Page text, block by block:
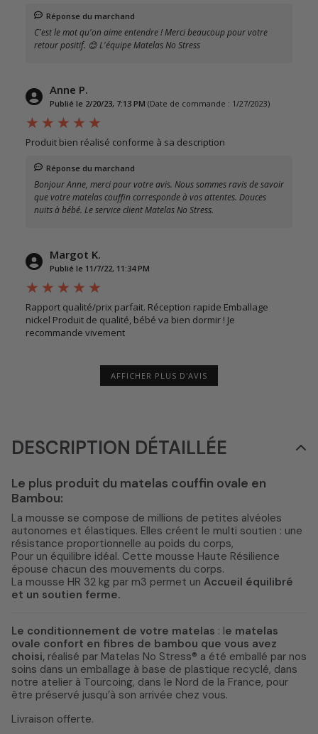
Réponse du marchand
C'est le mot qu'on aime entendre ! Merci beaucoup pour votre
retour positif. 😊 L'équipe Matelas No Stress
Anne P.
Publié le 2/20/23, 7:13 PM (Date de commande : 1/27/2023)
Produit bien réalisé conforme à sa description
Réponse du marchand
Bonjour Anne, merci pour votre avis. Nous sommes ravis de savoir
que votre matelas couffin corresponde à vos attentes. Douces
nuits à bébé. Le service client Matelas No Stress.
Margot K.
Publié le 11/7/22, 11:34 PM
Rapport qualité/prix parfait. Réception rapide Emballage
nickel Produit de qualité, bébé va bien dormir ! Je
recommande vivement
AFFICHER PLUS D'AVIS
DESCRIPTION DÉTAILLÉE
Le plus produit du matelas couffin ovale en
Bambou:
La mousse se compose de millions de petites alvéoles
autonomes et élastiques. Elles créent le multi soutien : une
résistance proportionnelle au poids du corps,
Pour un équilibre idéal. Cette mousse Haute Résilience
épouse chacun des mouvements du corps.
La mousse HR 32 kg par m3 permet un Accueil équilibré
et un soutien ferme.
Le conditionnement de votre matelas : le matelas
ovale confort en fibres de bambou que vous avez
choisi, réalisé par Matelas No Stress® a été emballé par nos
soins dans un emballage à base de plastique recyclé, dans
notre atelier à Tourcoing, dans le Nord de la France, pour
être préservé jusqu’à son arrivée chez vous.
Livraison offerte.